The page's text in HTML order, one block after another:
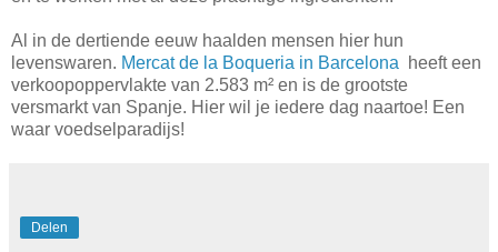
Al in de dertiende eeuw haalden mensen hier hun
levenswaren. Mercat de la Boqueria in Barcelona heeft een
verkoopoppervlakte van 2.583 m² en is de grootste
versmarkt van Spanje. Hier wil je iedere dag naartoe! Een
waar voedselparadijs!
Delen